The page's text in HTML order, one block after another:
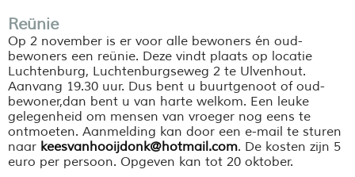
Reünie
Op 2 november is er voor alle bewoners én oud-
bewoners een reünie. Deze vindt plaats op locatie
Luchtenburg, Luchtenburgseweg 2 te Ulvenhout.
Aanvang 19.30 uur. Dus bent u buurtgenoot of oud-
bewoner,dan bent u van harte welkom. Een leuke
gelegenheid om mensen van vroeger nog eens te
ontmoeten. Aanmelding kan door een e-mail te sturen
naar keesvanhooijdonk@hotmail.com. De kosten zijn 5
euro per persoon. Opgeven kan tot 20 oktober.